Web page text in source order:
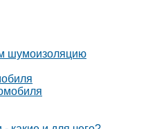
шумоизоляцию